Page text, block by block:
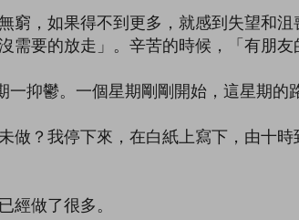
窮，如果得不到更多，就感到失望和
要的放走」。辛苦的時候，「有朋友
抑鬱。一個星期剛剛開始，這星期的
做？我停下來，在白紙上寫下，由十
經做了很多。